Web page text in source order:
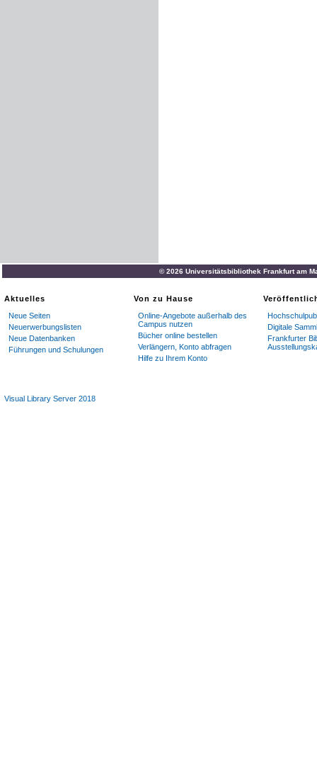
© 2026 Universitätsbibliothek Frankfurt am
Aktuelles
Neue Seiten
Neuerwerbungslisten
Neue Datenbanken
Führungen und Schulungen
Von zu Hause
Online-Angebote außerhalb des
Campus nutzen
Bücher online bestellen
Verlängern, Konto abfragen
Hilfe zu Ihrem Konto
Digitale
Frankfurter
Visual Library Server 2018